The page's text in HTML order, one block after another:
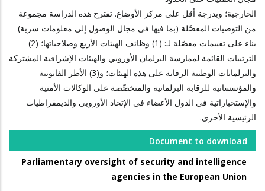
الخارجية؛ وبدرجة أقل على مركز الأوضاع. تقترح هذه الدراسة مجموعة
من التوصيات المفصَّلة (بما فيها في مجال الوصول إلى معلومات سرية)
بناء على تقييمات مفصّلة لـ: (1) وظائف الهيئات الأربع وصلاحياتها؛ (2)
الترتيبات القائمة لممارسة البرلمان الأوروبي والهيئات الإشرافية المشتركة
والبرلمانات الوطنية الرقابة على هذه الهيئات؛ و(3) الأطر القانونية
والمؤسساتية للرقابة البرلمانية والمتخصِّصة على الوكالات الأمنية
والإستخباراتية في الدول الأعضاء في الإتحاد الأوروبي والديمقراطيات
الرئيسية الأخرى.
Document to download
Parliamentary oversight of security and intelligence
agencies in the European Union